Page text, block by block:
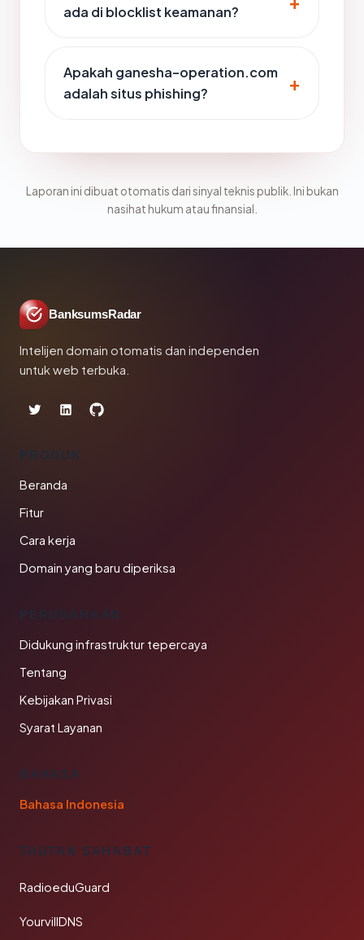
ada di blocklist keamanan?
Apakah ganesha-operation.com
adalah situs phishing?
Laporan ini dibuat otomatis dari sinyal teknis publik. Ini bukan
nasihat hukum atau finansial.
BanksumsRadar
Intelijen domain otomatis dan independen
untuk web terbuka.
PRODUK
Beranda
Fitur
Cara kerja
Domain yang baru diperiksa
PERUSAHAAN
Didukung infrastruktur tepercaya
Tentang
Kebijakan Privasi
Syarat Layanan
BAHASA
Bahasa Indonesia
TAUTAN SAHABAT
RadioeduGuard
YourvillDNS